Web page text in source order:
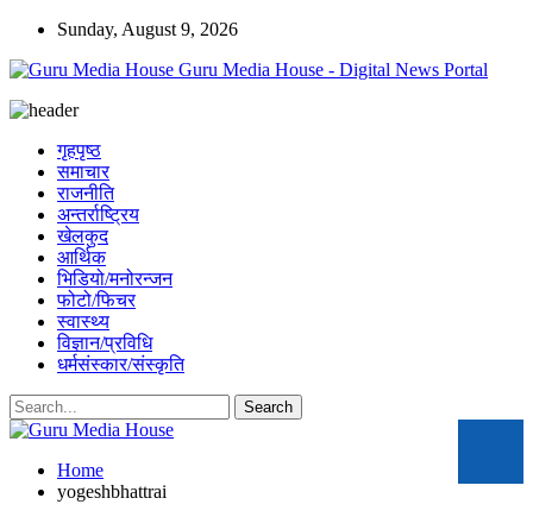
Sunday, August 9, 2026
Guru Media House - Digital News Portal
गृहपृष्ठ
समाचार
राजनीति
अन्तर्राष्ट्रिय
खेलकुद
आर्थिक
भिडियो/मनोरन्जन
फोटो/फिचर
स्वास्थ्य
विज्ञान/प्रविधि
धर्मसंस्कार/संस्कृति
Home
yogeshbhattrai